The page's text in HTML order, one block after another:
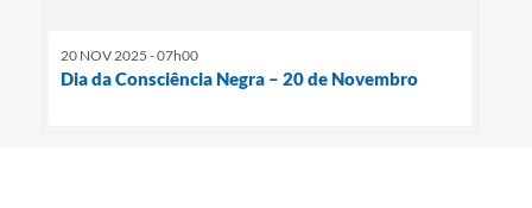
20 NOV 2025 - 07h00
Dia da Consciência Negra – 20 de Novembro